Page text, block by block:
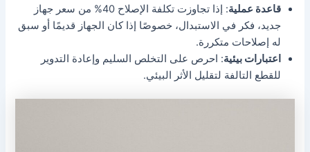
قاعدة عملية
: إذا تجاوزت تكلفة الإصلاح 40% من سعر جهاز
جديد، فكر في الاستبدال، خصوصًا إذا كان الجهاز قديمًا أو سبق
له إصلاحات متكررة.
اعتبارات بيئية: احرص على التخلص السليم وإعادة التدوير
للقطع التالفة لتقليل الأثر البيئي.